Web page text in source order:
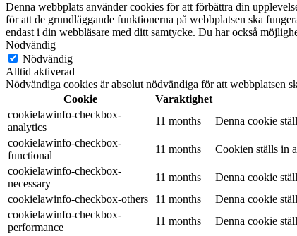
Denna webbplats använder cookies för att förbättra din
för att de grundläggande funktionerna på webbplatsen ska
endast i din webbläsare med ditt samtycke. Du har också
Nödvändig
Nödvändig
Alltid aktiverad
Nödvändiga cookies är absolut nödvändiga för att webbplatsen
Cookie
Varaktighet
cookielawinfo-checkbox-
analytics
11 months
Denna cookie
cookielawinfo-checkbox-
functional
11 months
Cookien ställs in
cookielawinfo-checkbox-
necessary
11 months
Denna cookie
cookielawinfo-checkbox-others
11 months
Denna cookie
cookielawinfo-checkbox-
performance
11 months Denna cookie